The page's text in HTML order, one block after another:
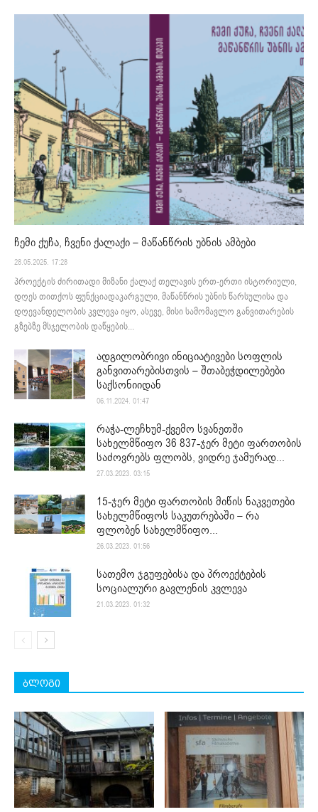
ჩემი ქუჩა, ჩვენი ქალაქი – მაწანწრის უბნის ამბები
28.05.2025. 17:28
პროექტის ძირითადი მიზანი ქალაქ თელავის ერთ-ერთი ისტორიული,
დღეს თითქოს ფუნქციადაკარგული, მაწანწრის უბნის წარსულისა და
დღევანდელობის კვლევა იყო, ასევე, მისი სამომავლო განვითარების
გზებზე მსჯელობის დაწყების...
ადგილობრივი ინიციატივები სოფლის
განვითარებისთვის – შთაბეჭდილებები
საქსონიიდან
06.11.2024. 01:47
რაჭა-ლეჩხუმ-ქვემო სვანეთში
სახელმწიფო 36 837-ჯერ მეტი ფართობის
საძოვრებს ფლობს, ვიდრე ჯამურად...
27.03.2023. 03:15
15-ჯერ მეტი ფართობის მიწის ნაკვეთები
სახელმწიფოს საკუთრებაში – რა
ფლობენ სახელმწიფო...
26.03.2023. 01:56
სათემო ჯგუფებისა და პროექტების
სოციალური გავლენის კვლევა
21.03.2023. 01:32
ბლოგი